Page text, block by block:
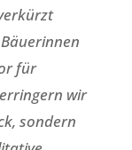
für
wir
sondern